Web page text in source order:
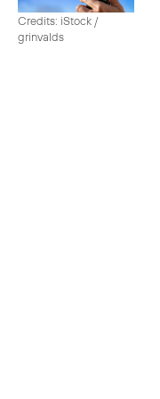
Credits: iStock /
grinvalds